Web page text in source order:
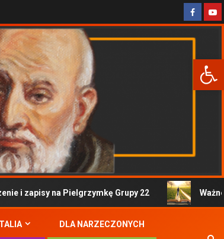
i zapisy na Pielgrzymkę Grupy 22
DLA NARZECZONYCH